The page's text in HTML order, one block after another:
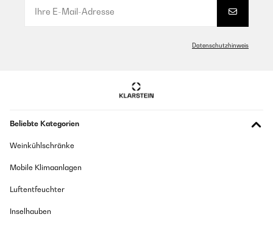
Datenschutzhinweis
Beliebte Kategorien
Weinkühlschränke
Mobile Klimaanlagen
Luftentfeuchter
Inselhauben